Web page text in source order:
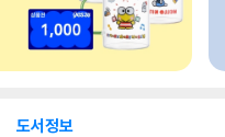
도서정보